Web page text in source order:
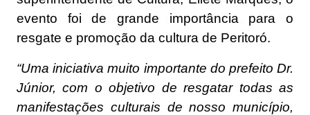
evento foi de grande importância para o
resgate e promoção da cultura de Peritoró.
“Uma iniciativa muito importante do prefeito Dr.
Júnior, com o objetivo de resgatar todas as
manifestações culturais de nosso município,